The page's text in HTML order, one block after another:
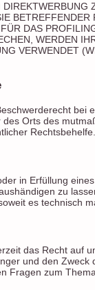
DAS
WERDEN
VERWENDET
bei
Orts des
Rechtsbehelfe.
in Erfüllung
zu
es technisch
das Recht auf
und den
Fragen zum